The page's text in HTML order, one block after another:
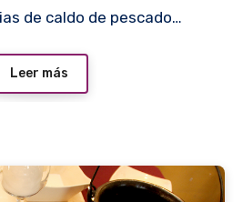
de caldo de pescado…
Leer más